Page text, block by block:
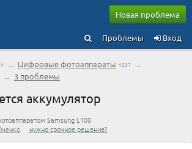
Новая проблема
Вход
Проблемы
→ Цифровые фотоаппараты 1537 →
→ 3 проблемы
аккумулятор
Samsung L100
нужно срочное решение?